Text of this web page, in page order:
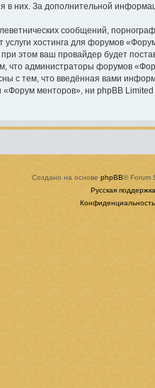
в них. За дополнительной
сообщений,
хостинга для форумов
этом ваш провайдер будет
что администраторы форумов
с тем, что введённая вами
менторов», ни phpBB Limited
Создано на основе phpBB® Forum
Русская
Конфиденциальность